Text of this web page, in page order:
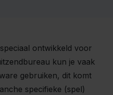
ontwikkeld voor
kun je vaak
gebruiken, dit komt
specifieke (spel)